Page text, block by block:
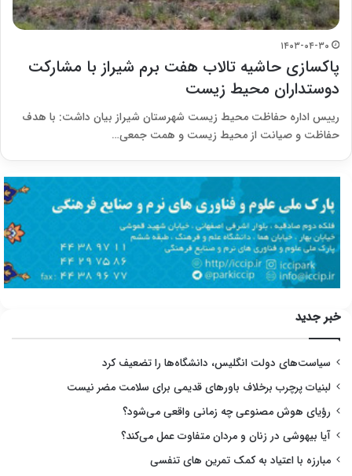
۱۴۰۳-۰۴-۳۰
پاکسازی حاشیه تالاب هفت برم شیراز با مشارکت
دوستداران محیط زیست
رییس اداره حفاظت محیط زیست شهرستان شیراز بیان داشت: با هدف
حفاظت و صیانت از محیط زیست و همت جمعی…
خبر جدید
سیاست‌های دولت انگلیس، دانشگاه‌ها را تضعیف کرد
لبنیات پرچرب برخلاف باورهای قدیمی برای سلامت مضر نیست
رؤیای هوش مصنوعی چه زمانی واقعی می‌شود؟
آیا بیهوشی در زنان و مردان متفاوت عمل می‌کند؟
مبارزه با اعتیاد به کمک تمرین های تنفسی